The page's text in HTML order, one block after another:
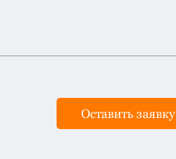
Оставить заявку